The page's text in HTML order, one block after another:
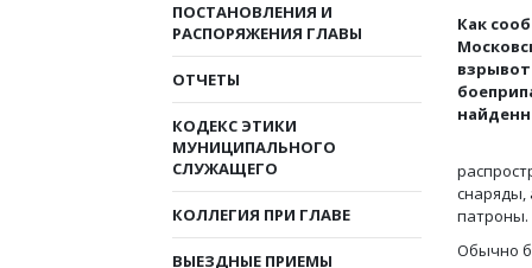
ПОСТАНОВЛЕНИЯ И
РАСПОРЯЖЕНИЯ ГЛАВЫ
ОТЧЕТЫ
КОДЕКС ЭТИКИ
МУНИЦИПАЛЬНОГО
СЛУЖАЩЕГО
КОЛЛЕГИЯ ПРИ ГЛАВЕ
ВЫЕЗДНЫЕ ПРИЕМЫ
Как
патроны.
Обычно